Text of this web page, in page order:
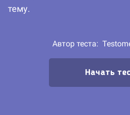
тему.
Автор теста:
Начать